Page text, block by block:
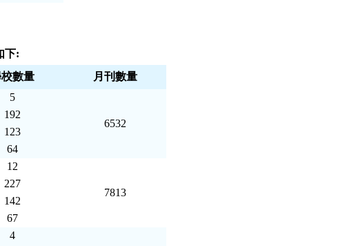
下:
數量
月刊數量
5
6532
192
123
64
12
7813
227
142
67
4